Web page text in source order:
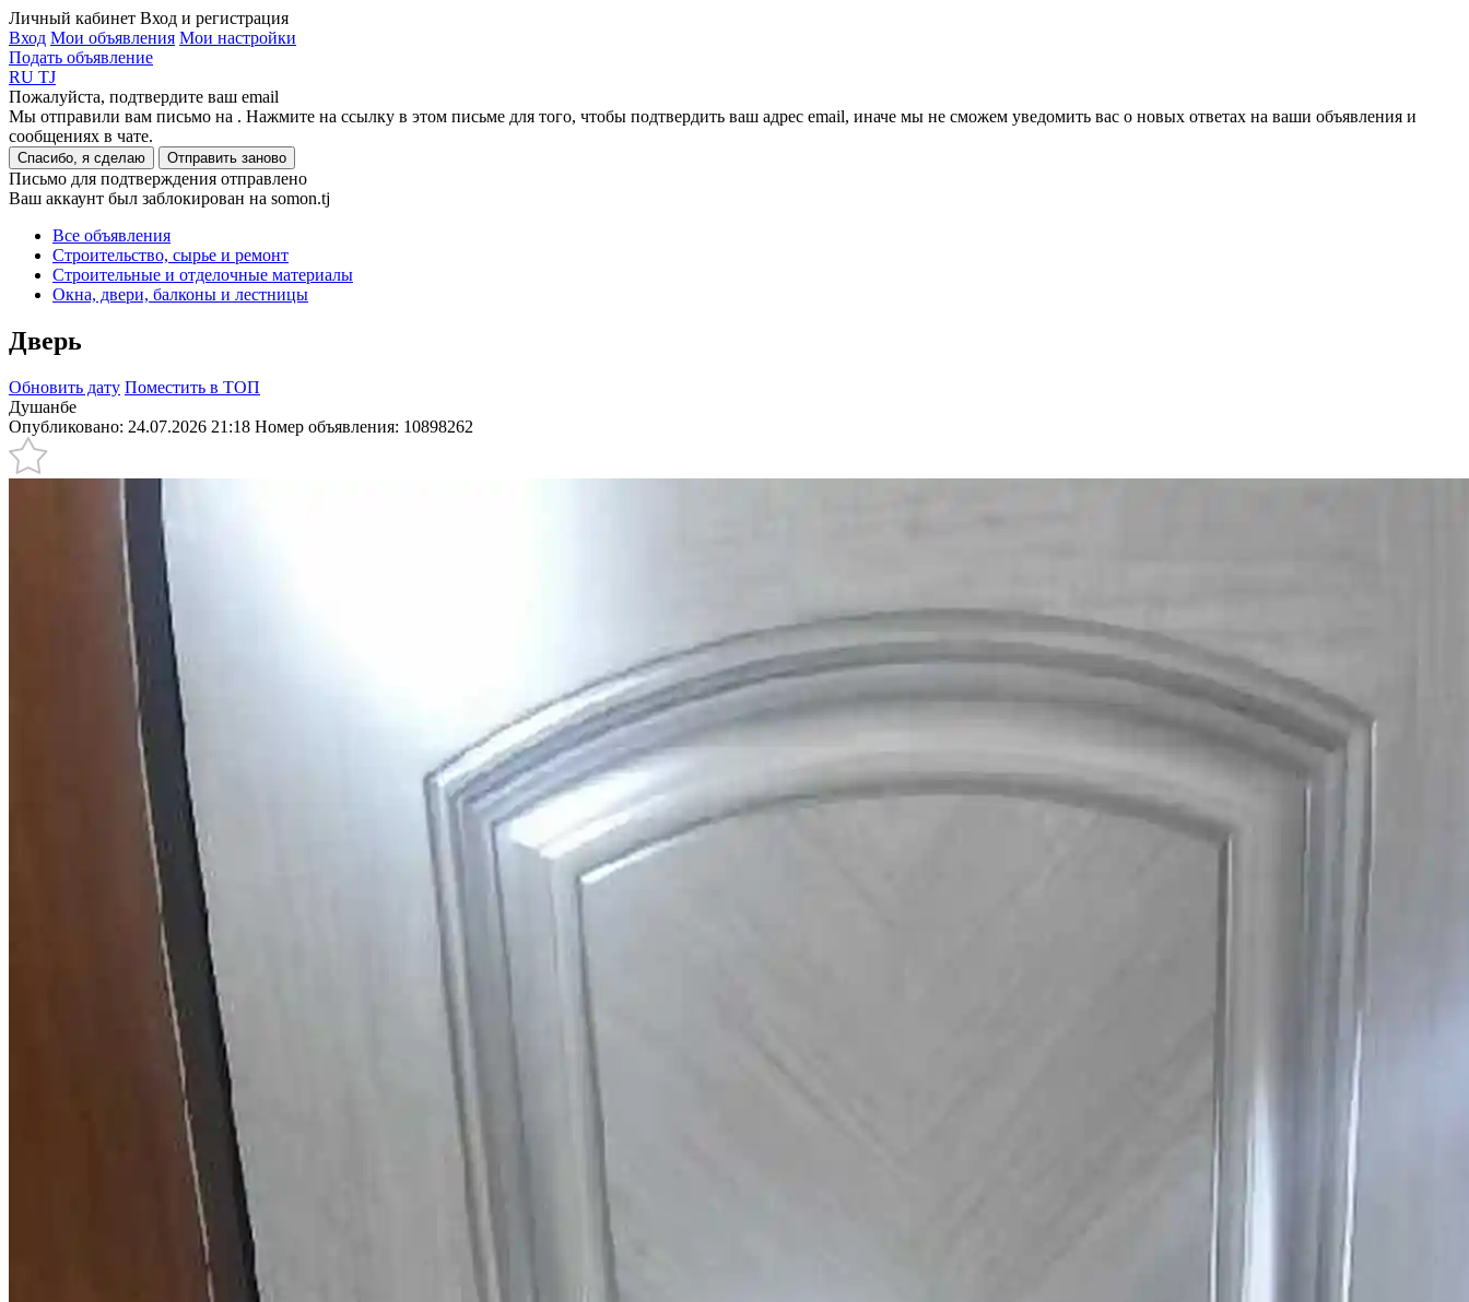
Личный кабинет Вход и регистрация
Вход Мои объявления Мои настройки
Подать объявление
RU TJ
Пожалуйста, подтвердите ваш email
Мы отправили вам письмо на . Нажмите на ссылку в этом письме для того, чтобы подтвердить ваш адрес email, иначе мы не сможем уведомить вас о новых ответах на ваши объявления и
сообщениях в чате.
Спасибо, я сделаю Отправить заново
Письмо для подтверждения отправлено
Ваш аккаунт был заблокирован на somon.tj
Все объявления
Строительство, сырье и ремонт
Строительные и отделочные материалы
Окна, двери, балконы и лестницы
Дверь
Обновить дату Поместить в ТОП
Душанбе
Опубликовано: 24.07.2026 21:18 Номер объявления: 10898262